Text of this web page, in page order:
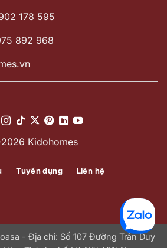
178 595
892 968
Kidohomes
Tuyển dụng Liên hệ
- Địa chỉ: Số 107 Đường Trần Duy